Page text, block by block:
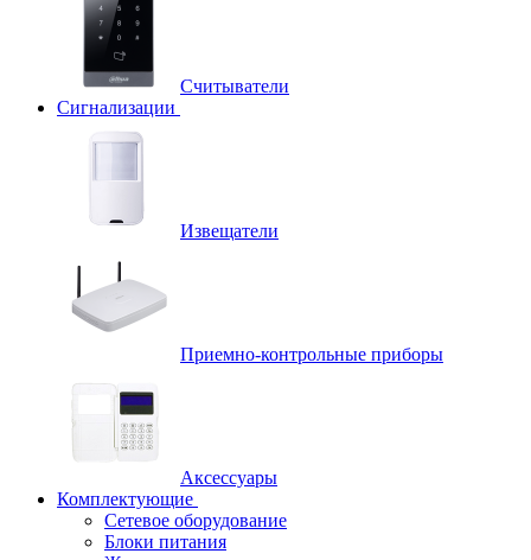
Считыватели
Сигнализации
Извещатели
Приемно-контрольные приборы
Аксессуары
Комплектующие
Сетевое оборудование
Блоки питания